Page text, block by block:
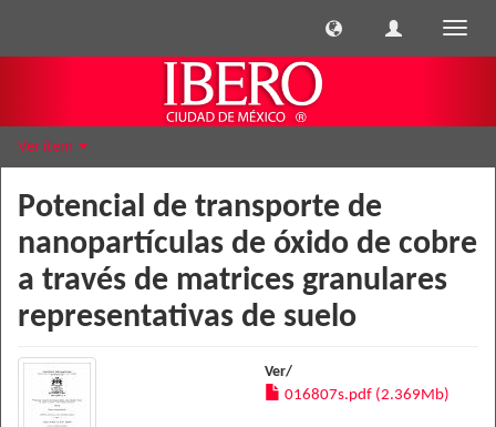
Ver ítem
Potencial de transporte de
nanopartículas de óxido de cobre
a través de matrices granulares
representativas de suelo
Ver/
016807s.pdf (2.369Mb)